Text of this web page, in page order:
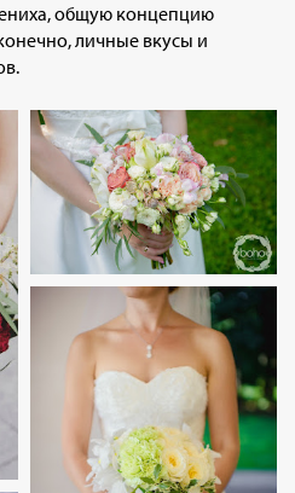
общую концепцию
личные вкусы и